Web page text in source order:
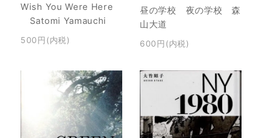
Wish You Were Here
Satomi Yamauchi
500円(内税)
昼の学校 夜の学校 森
山大道
600円(内税)